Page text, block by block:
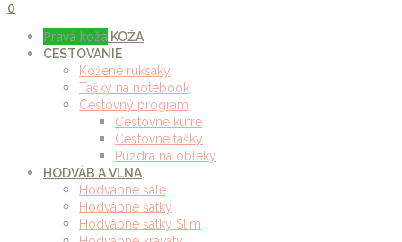
0
Pravá koža KOŽA
CESTOVANIE
Kožené ruksaky
Tašky na notebook
Cestovný program
Cestovné kufre
Cestovné tašky
Púzdra na obleky
HODVÁB A VLNA
Hodvábne šále
Hodvábne šatky
Hodvábne šatky Slim